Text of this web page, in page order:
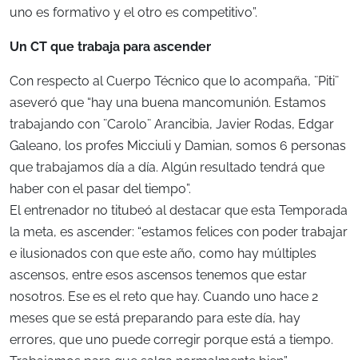
uno es formativo y el otro es competitivo”.
Un CT que trabaja para ascender
Con respecto al Cuerpo Técnico que lo acompaña, ¨Piti¨
aseveró que “hay una buena mancomunión. Estamos
trabajando con ¨Carolo¨ Arancibia, Javier Rodas, Edgar
Galeano, los profes Micciuli y Damian, somos 6 personas
que trabajamos día a día. Algún resultado tendrá que
haber con el pasar del tiempo”.
El entrenador no titubeó al destacar que esta Temporada
la meta, es ascender: “estamos felices con poder trabajar
e ilusionados con que este año, como hay múltiples
ascensos, entre esos ascensos tenemos que estar
nosotros. Ese es el reto que hay. Cuando uno hace 2
meses que se está preparando para este día, hay
errores, que uno puede corregir porque está a tiempo.